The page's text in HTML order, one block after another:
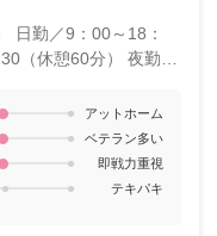
日勤／9：00～18：
（休憩60分）
夜勤／
アットホーム
ベテラン多い
即戦力重視
テキパキ